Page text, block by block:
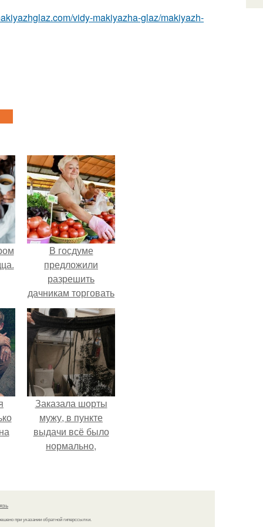
vidy-makiyazha-glaz/makiyazh-
В госдуме
предложили
разрешить
дачникам торговать
своей
сельхозпродукцией
в людных местах.
Заказала шорты
мужу, в пункте
выдачи всё было
нормально,
предвещало беды.
при указании обратной гиперссылки.